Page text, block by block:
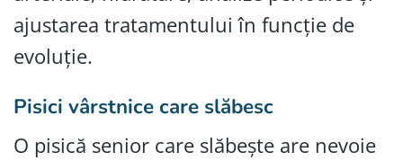
ajustarea tratamentului în funcție de
evoluție.
Pisici vârstnice care slăbesc
O pisică senior care slăbește are nevoie